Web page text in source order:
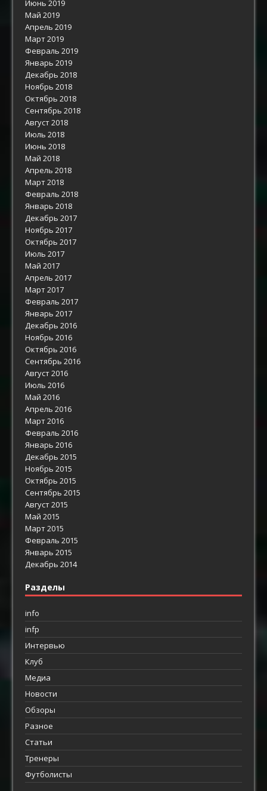
Июнь 2019
Май 2019
Апрель 2019
Март 2019
Февраль 2019
Январь 2019
Декабрь 2018
Ноябрь 2018
Октябрь 2018
Сентябрь 2018
Август 2018
Июль 2018
Июнь 2018
Май 2018
Апрель 2018
Март 2018
Февраль 2018
Январь 2018
Декабрь 2017
Ноябрь 2017
Октябрь 2017
Июль 2017
Май 2017
Апрель 2017
Март 2017
Февраль 2017
Январь 2017
Декабрь 2016
Ноябрь 2016
Октябрь 2016
Сентябрь 2016
Август 2016
Июль 2016
Май 2016
Апрель 2016
Март 2016
Февраль 2016
Январь 2016
Декабрь 2015
Ноябрь 2015
Октябрь 2015
Сентябрь 2015
Август 2015
Май 2015
Март 2015
Февраль 2015
Январь 2015
Декабрь 2014
Разделы
info
infp
Интервью
Клуб
Медиа
Новости
Обзоры
Разное
Статьи
Тренеры
Футболисты